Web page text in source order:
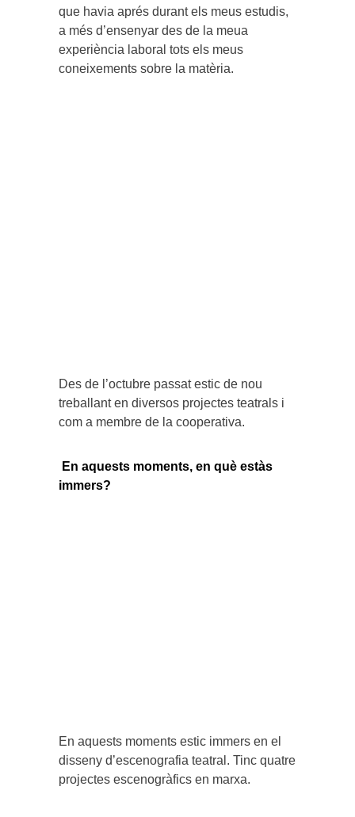
que havia aprés durant els meus estudis,
a més d’ensenyar des de la meua
experiència laboral tots els meus
coneixements sobre la matèria.
Des de l’octubre passat estic de nou
treballant en diversos projectes teatrals i
com a membre de la cooperativa.
En aquests moments, en què estàs
immers?
En aquests moments estic immers en el
disseny d’escenografia teatral. Tinc quatre
projectes escenogràfics en marxa.